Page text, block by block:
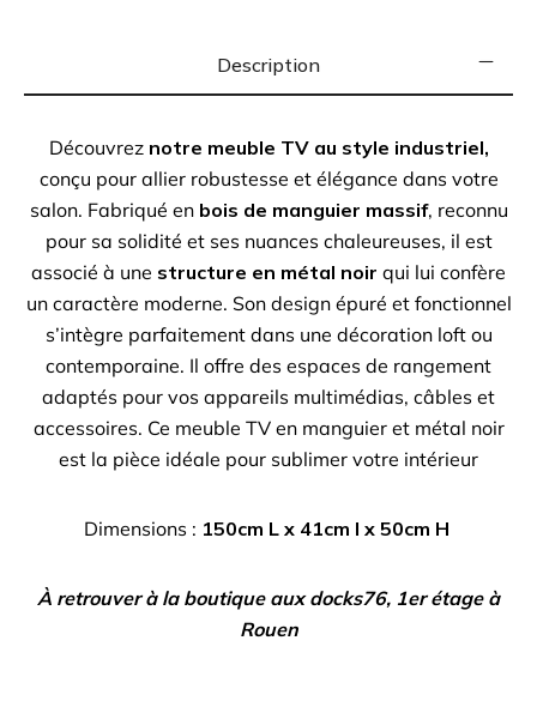
Dimensions :150cm L x 41cm l x 50cm H
À retrouver à la boutique aux docks76, 1er étage à
Rouen
Description
Découvrez notre meuble TV au style industriel,
conçu pour allier robustesse et élégance dans votre
salon. Fabriqué en bois de manguier massif, reconnu
pour sa solidité et ses nuances chaleureuses, il est
associé à une structure en métal noir qui lui confère
un caractère moderne. Son design épuré et fonctionnel
s’intègre parfaitement dans une décoration loft ou
contemporaine. Il offre des espaces de rangement
adaptés pour vos appareils multimédias, câbles et
accessoires. Ce meuble TV en manguier et métal noir
est la pièce idéale pour sublimer votre intérieur
Dimensions : 150cm L x 41cm l x 50cm H
À retrouver à la boutique aux docks76, 1er étage à
Rouen